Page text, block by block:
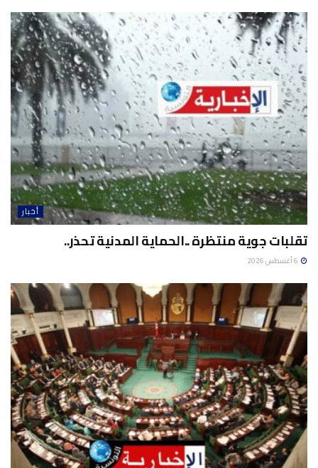
أخبار
تقلبات جوية منتظرة ..الحماية المدنية تحذر..